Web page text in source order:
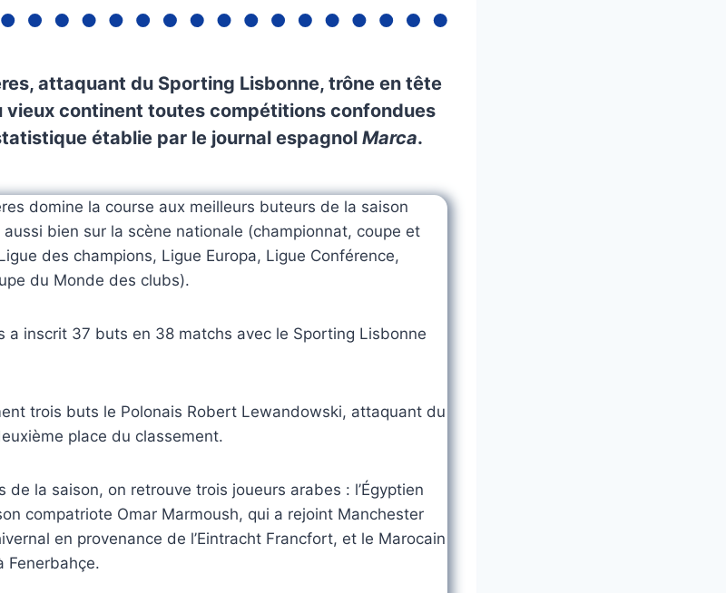
attaquant du Sporting Lisbonne, trône en tête
vieux continent toutes compétitions confondues
établie par le journal espagnol Marca.
domine la course aux meilleurs buteurs de la saison
bien sur la scène nationale (championnat, coupe et
des champions, Ligue Europa, Ligue Conférence,
du Monde des clubs).
a inscrit 37 buts en 38 matchs avec le Sporting Lisbonne
trois buts le Polonais Robert Lewandowski, attaquant du
place du classement.
de la saison, on retrouve trois joueurs arabes : l’Égyptien
compatriote Omar Marmoush, qui a rejoint Manchester
en provenance de l’Eintracht Francfort, et le Marocain
Fenerbahçe.